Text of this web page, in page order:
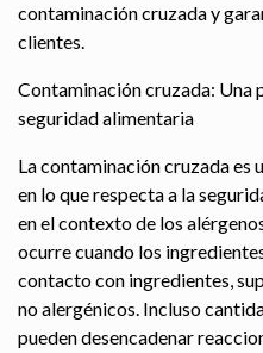
contaminación cruzada y
clientes.
Contaminación cruzada: Una
seguridad alimentaria
La contaminación cruzada
en lo que respecta a la
en el contexto de los
ocurre cuando los
contacto con ingredientes,
no alergénicos. Incluso
pueden desencadenar